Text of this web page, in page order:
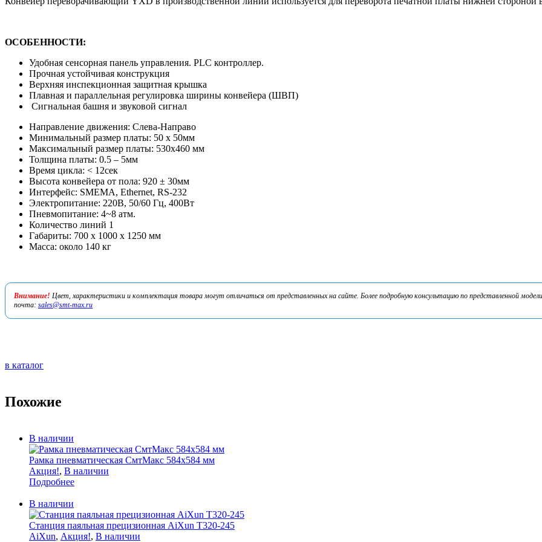
ОСОБЕННОСТИ:
Удобная сенсорная панель управления. PLC контроллер.
Прочная устойчивая конструкция
Верхняя инспекционная защитная крышка
Плавная и параллельная регулировка ширины конвейера (ШВП)
Сигнальная башня и звуковой сигнал
Направление движения: Слева-Направо
Минимальный размер платы: 50 x 50мм
Максимальный размер платы: 530х460 мм
Толщина платы: 0.5 – 5мм
Время цикла: < 12сек
Высота конвейера от пола: 920 ± 30мм
Интерфейс: SMEMA, Ethernet, RS-232
Электропитание: 220B, 50/60 Гц, 400Вт
Пневмопитание: 4~8 атм.
Количество линий 1
Габариты: 700 х 1000 х 1250 мм
Масса: около 140 кг
Внимание! Цвет, характеристики и комплектация товара могут отличаться от представленных на сайте. Более подробную консультацию по представленной
почта: sales@smt-max.ru
в каталог
Похожие
В наличии
Рамка пневматическая СмтМакс 584х584 мм
Акция!, В наличии
Подробнее
В наличии
Станция паяльная прецизионная AiXun T320-245
AiXun, Акция!, В наличии